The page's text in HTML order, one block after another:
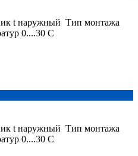
t наружный Тип монтажа
0....30 С
t наружный Тип монтажа
0....30 С